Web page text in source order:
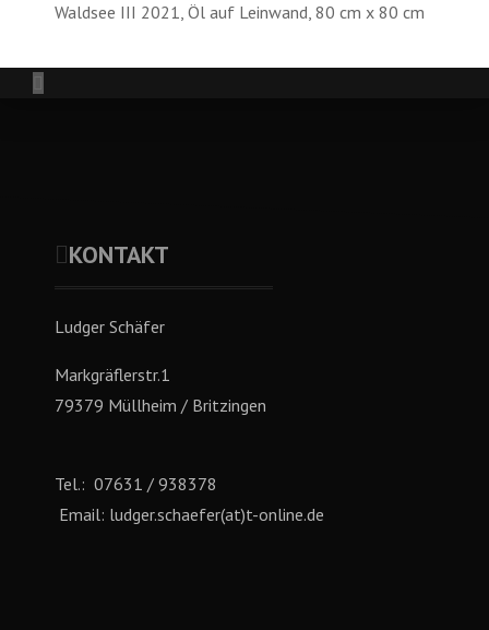
Waldsee III 2021, Öl auf Leinwand, 80 cm x 80 cm
KONTAKT
Ludger Schäfer
Markgräflerstr.1
79379 Müllheim / Britzingen
Tel.: 07631 / 938378
Email: ludger.schaefer(at)t-online.de